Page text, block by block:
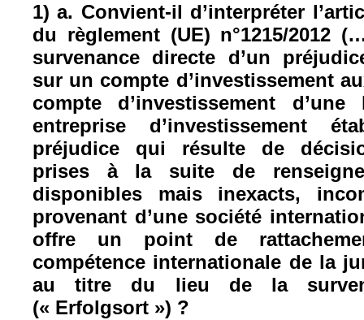
1) a. Convient-il d’interpréter
du règlement (UE) n°1215/2012
survenance directe d’un
sur un compte d’investissement
compte d’investissement
entreprise d’investissement
préjudice qui résulte de
prises à la suite de
disponibles mais inexacts,
provenant d’une société
offre un point de
compétence internationale de la
au titre du lieu de la
(« Erfolgsort ») ?